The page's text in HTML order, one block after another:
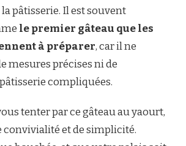
pâtisserie. Il est souvent
le premier gâteau que les
à préparer, car il ne
mesures précises ni de
compliquées.
tenter par ce gâteau au yaourt,
convivialité et de simplicité.